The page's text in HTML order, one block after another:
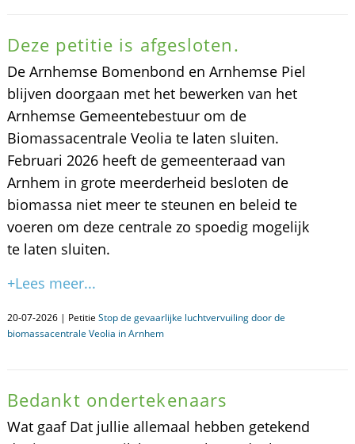
Deze petitie is afgesloten.
De Arnhemse Bomenbond en Arnhemse Piel
blijven doorgaan met het bewerken van het
Arnhemse Gemeentebestuur om de
Biomassacentrale Veolia te laten sluiten.
Februari 2026 heeft de gemeenteraad van
Arnhem in grote meerderheid besloten de
biomassa niet meer te steunen en beleid te
voeren om deze centrale zo spoedig mogelijk
te laten sluiten.
+Lees meer...
20-07-2026 | Petitie Stop de gevaarlijke luchtvervuiling door de
biomassacentrale Veolia in Arnhem
Bedankt ondertekenaars
Wat gaaf Dat jullie allemaal hebben getekend